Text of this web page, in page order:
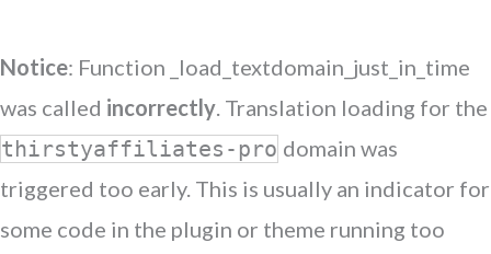
Notice: Function _load_textdomain_just_in_time
was called incorrectly. Translation loading for the
thirstyaffiliates-pro domain was
triggered too early. This is usually an indicator for
some code in the plugin or theme running too